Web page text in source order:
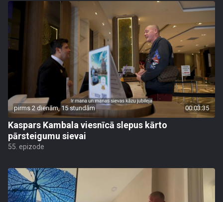
pirms 2 dienām, 15 stundām 00:03:35
Kaspars Kambala viesnīcā slepus kārto
pārsteigumu sievai
55. epizode